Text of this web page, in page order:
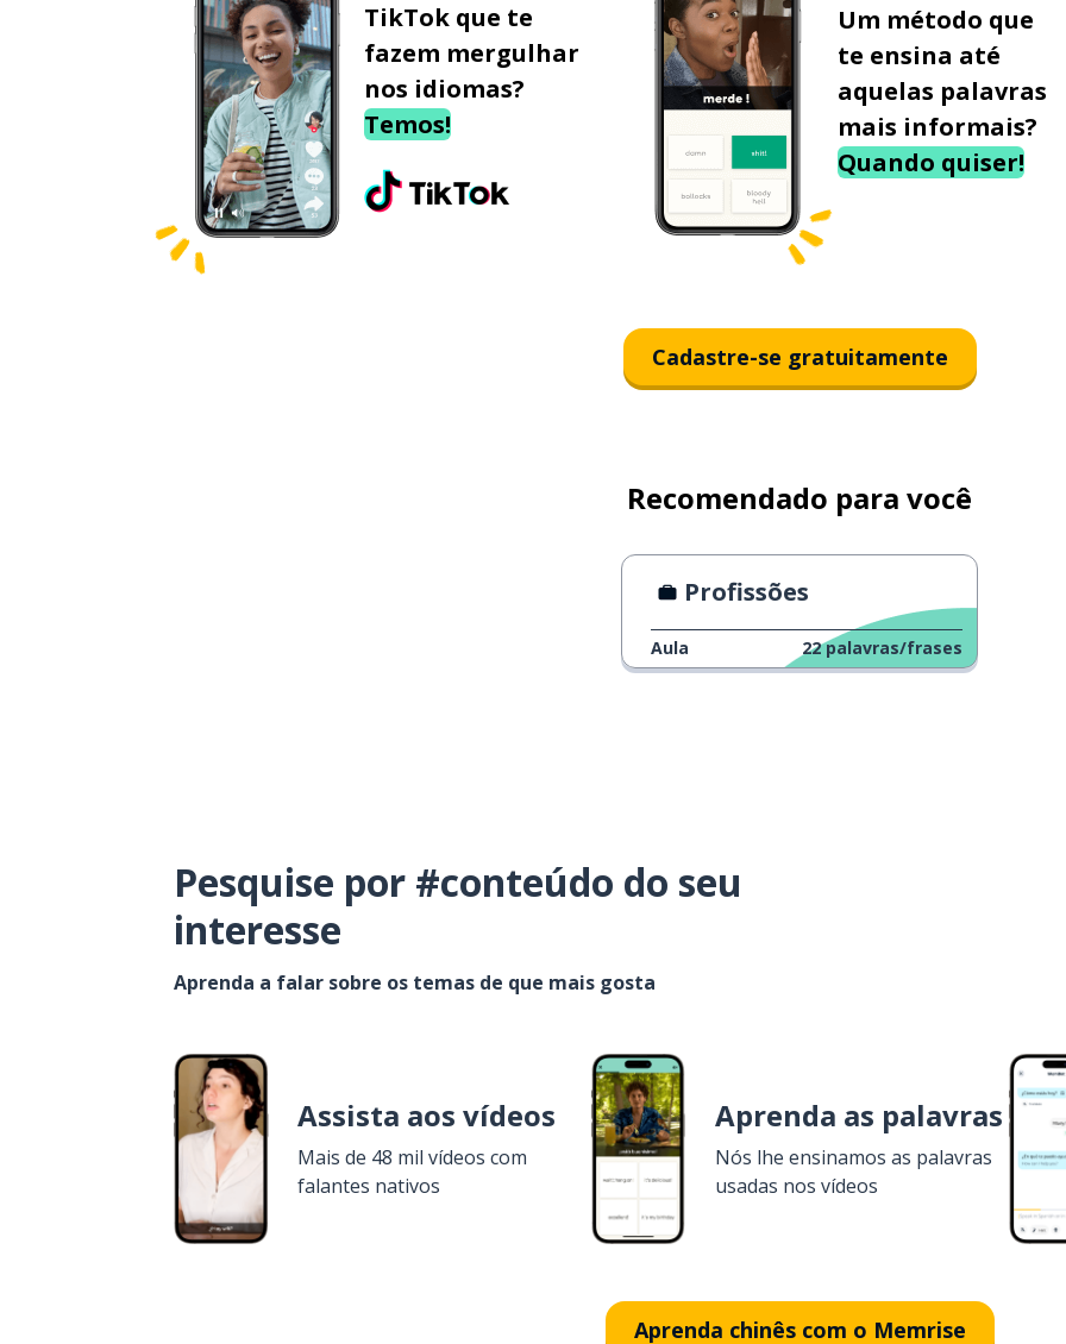
TikTok que te
fazem mergulhar
nos idiomas?
Temos!
Um método que
te ensina até
aquelas palavras
mais informais?
Quando quiser!
Cadastre-se gratuitamente
Recomendado para você
Profissões
Aula 22 palavras/frases
Pesquise por #conteúdo do seu
interesse
Aprenda a falar sobre os temas de que mais gosta
Assista aos vídeos
Mais de 48 mil vídeos com
falantes nativos
Aprenda as palavras
Nós lhe ensinamos as palavras
usadas nos vídeos
Aprenda chinês com o Memrise